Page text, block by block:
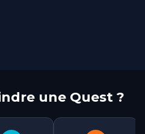
une Quest ?